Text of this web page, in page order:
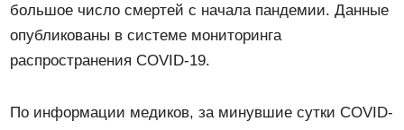
большое число смертей с начала пандемии. Данные
опубликованы в системе мониторинга
распространения СOVID-19.
По информации медиков, за минувшие сутки COVID-